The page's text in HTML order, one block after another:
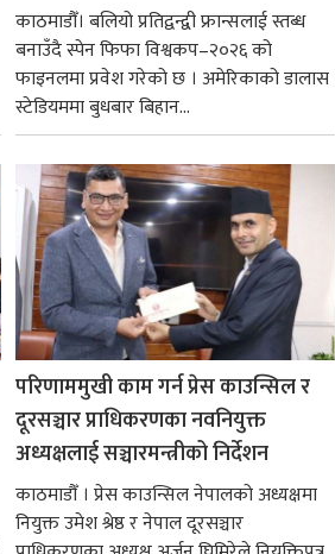
काठमाडौँ। बलियो प्रतिद्वन्द्वी फ्रान्सलाई स्तब्ध
बनाउँदै स्पेन फिफा विश्वकप–२०२६ को
फाइनलमा प्रवेश गरेको छ । अमेरिकाको डालास
स्टेडियममा बुधबार बिहान...
परिणाममुखी काम गर्न प्रेस काउन्सिल र
दूरसञ्चार प्राधिकरणका नवनियुक्त
अध्यक्षलाई सञ्चारमन्त्रीको निर्देशन
काठमाडौँ । प्रेस काउन्सिल नेपालको अध्यक्षमा
नियुक्त उमेश श्रेष्ठ र नेपाल दूरसञ्चार